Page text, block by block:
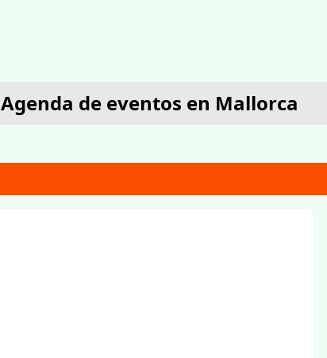
Agenda de eventos en Mallorca